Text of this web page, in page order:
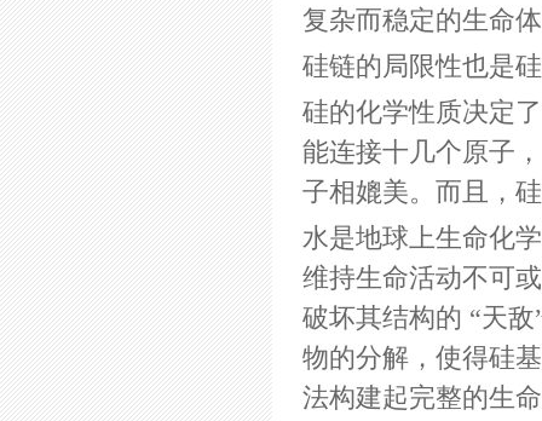
复杂而稳定的生命
硅链的局限性也是
硅的化学性质决定
能连接十几个原子
子相媲美。而且，
水是地球上生命化
维持生命活动不可
破坏其结构的 “天
物的分解，使得硅
法构建起完整的生